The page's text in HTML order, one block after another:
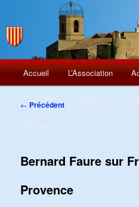
Menu
principal
Aller
Accueil L’Association
Navigation
← Précédent
Bernard Faure sur
Provence